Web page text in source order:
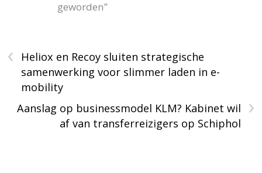
geworden”
‹
Heliox en Recoy sluiten strategische
samenwerking voor slimmer laden in e-
mobility
›
Aanslag op businessmodel KLM? Kabinet wil
af van transferreizigers op Schiphol